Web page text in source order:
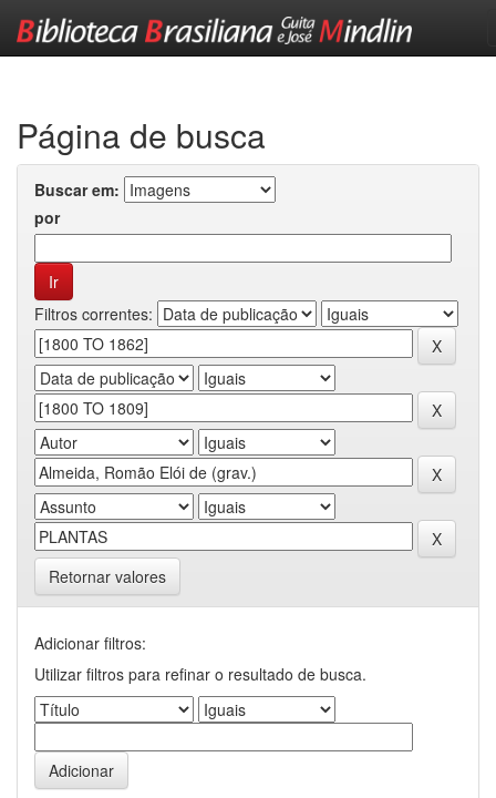
Página de busca
Buscar em:
por
Filtros correntes:
Retornar valores
Adicionar filtros:
Utilizar filtros para refinar o resultado de busca.